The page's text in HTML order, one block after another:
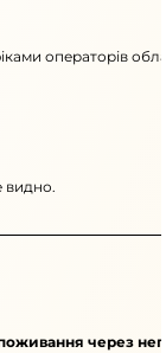
операторів
видно.
через